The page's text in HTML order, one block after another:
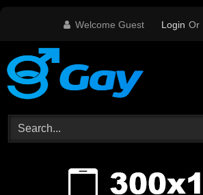
Welcome Guest Login Or